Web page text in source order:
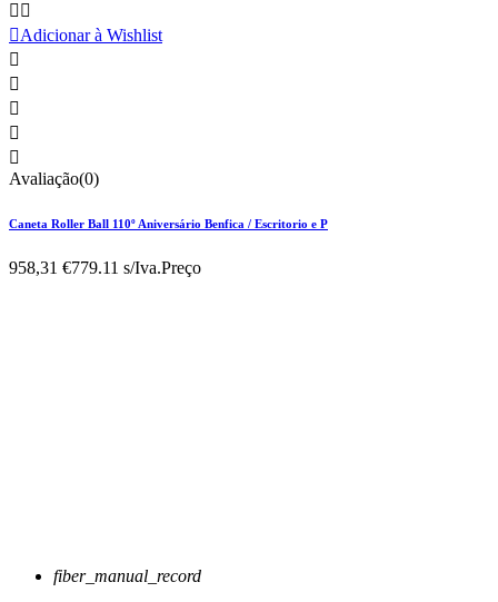
 
Adicionar à Wishlist





Avaliação(0)
Caneta Roller Ball 110º Aniversário Benfica / Escritorio e P
958,31 €779.11 s/Iva.Preço
fiber_manual_record